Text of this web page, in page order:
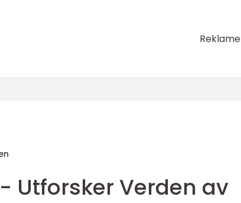
Reklame
Utforsker Verden av